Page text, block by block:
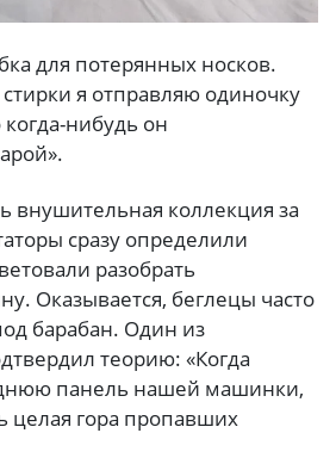
для потерянных носков.
я отправляю одиночку
нибудь он
внушительная коллекция за
сразу определили
разобрать
Оказывается, беглецы часто
барабан. Один из
теорию: «Когда
панель нашей машинки,
целая гора пропавших